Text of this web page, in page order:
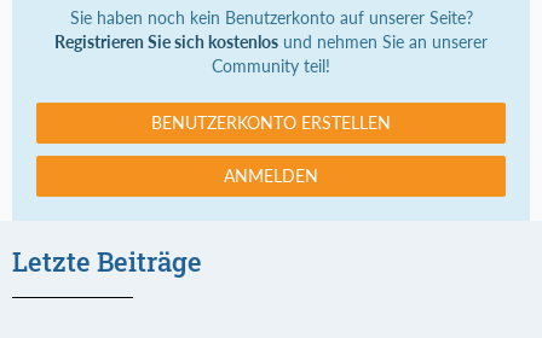
Sie haben noch kein Benutzerkonto auf unserer Seite?
Registrieren Sie sich kostenlos und nehmen Sie an unserer
Community teil!
BENUTZERKONTO ERSTELLEN
ANMELDEN
Letzte Beiträge